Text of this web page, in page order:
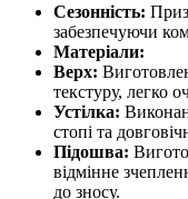
Сезонність:
забезпечуючи
Матеріали:
Верх:
текстуру, легко
Устілка:
стопі та
Підошва:
відмінне
до зносу.